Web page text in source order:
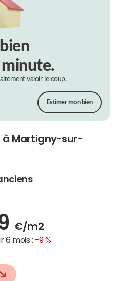
valoir le coup.
Estimer mon bien
à Martigny-sur-
€/m2
6 mois : -9 %